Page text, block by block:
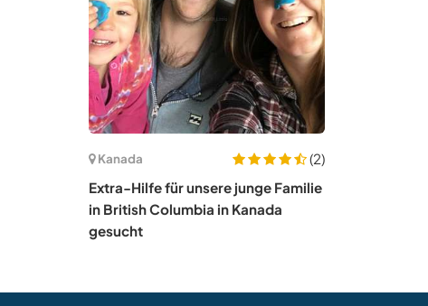
Kanada
(2)
Extra-Hilfe für unsere junge Familie
in British Columbia in Kanada
gesucht